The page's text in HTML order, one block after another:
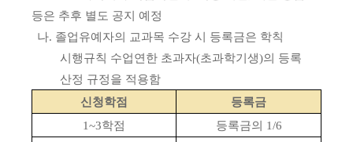
등은 추후 별도 공지 예정
나. 졸업유예자의 교과목 수강 시 등록금은 학칙
시행규칙 수업연한 초과자(초과학기생)의 등록
산정 규정을 적용함
신청학점
등록금
1~3학점 등록금의 1/6